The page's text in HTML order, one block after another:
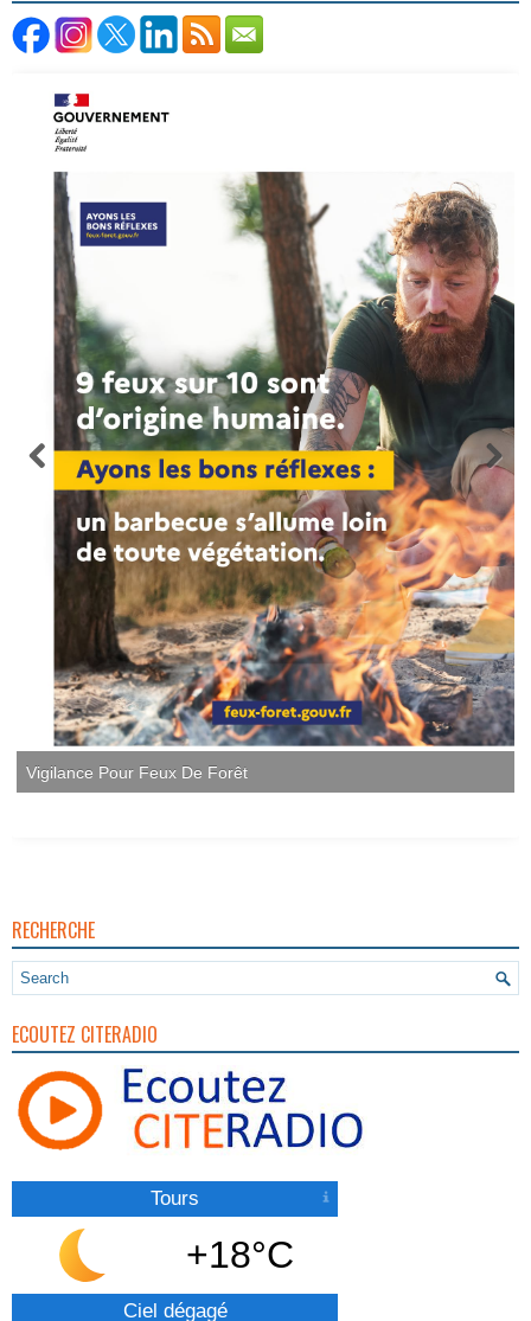
Vigilance Pour Feux De Forêt
RECHERCHE
ECOUTEZ CITERADIO
Tours
+18°C
Ciel dégagé